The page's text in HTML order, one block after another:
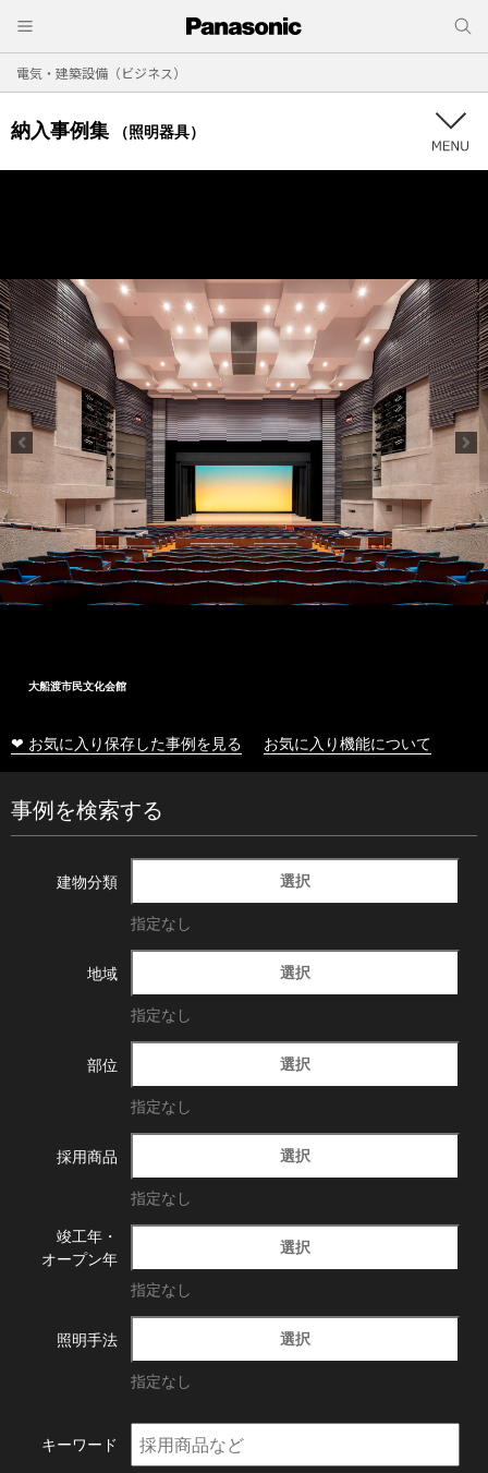
電気・建築設備（ビジネス）
納入事例集 （照明器具）
大船渡市民文化会館
❤ お気に入り保存した事例を見る お気に入り機能について
事例を検索する
建物分類 選択
指定なし
地域 選択
指定なし
部位 選択
指定なし
採用商品 選択
指定なし
竣工年・
オープン年
選択
指定なし
照明手法 選択
指定なし
キーワード